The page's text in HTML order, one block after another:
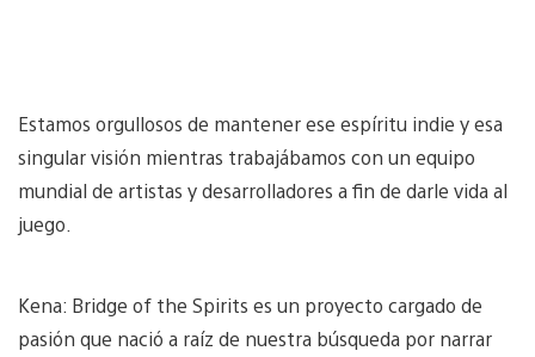
Estamos orgullosos de mantener ese espíritu indie y esa
singular visión mientras trabajábamos con un equipo
mundial de artistas y desarrolladores a fin de darle vida al
juego.
Kena: Bridge of the Spirits es un proyecto cargado de
pasión que nació a raíz de nuestra búsqueda por narrar